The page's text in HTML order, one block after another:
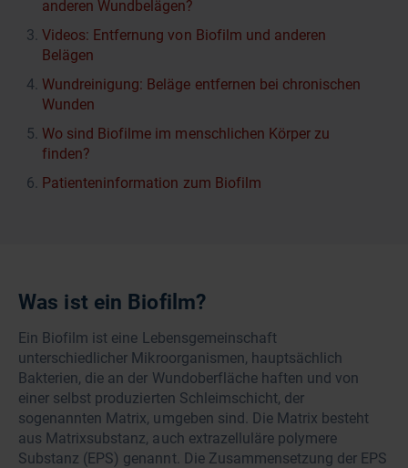
anderen Wundbelägen?
Videos: Entfernung von Biofilm und anderen
Belägen
Wundreinigung: Beläge entfernen bei chronischen
Wunden
Wo sind Biofilme im menschlichen Körper zu
finden?
Patienteninformation zum Biofilm
Was ist ein Biofilm?
Ein Biofilm ist eine Lebensgemeinschaft
unterschiedlicher Mikroorganismen, hauptsächlich
Bakterien, die an der Wundoberfläche haften und von
einer selbst produzierten Schleimschicht, der
sogenannten Matrix, umgeben sind. Die Matrix besteht
aus Matrixsubstanz, auch extrazelluläre polymere
Substanz (EPS) genannt. Die Zusammensetzung der EPS